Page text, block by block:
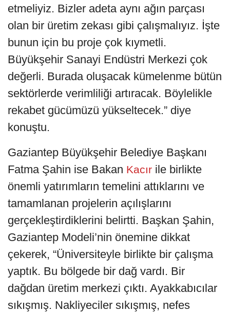
etmeliyiz. Bizler adeta aynı ağın parçası
olan bir üretim zekası gibi çalışmalıyız. İşte
bunun için bu proje çok kıymetli.
Büyükşehir Sanayi Endüstri Merkezi çok
değerli. Burada oluşacak kümelenme bütün
sektörlerde verimliliği artıracak. Böylelikle
rekabet gücümüzü yükseltecek.” diye
konuştu.
Gaziantep Büyükşehir Belediye Başkanı
Fatma Şahin ise Bakan Kacır ile birlikte
önemli yatırımların temelini attıklarını ve
tamamlanan projelerin açılışlarını
gerçekleştirdiklerini belirtti. Başkan Şahin,
Gaziantep Modeli’nin önemine dikkat
çekerek, “Üniversiteyle birlikte bir çalışma
yaptık. Bu bölgede bir dağ vardı. Bir
dağdan üretim merkezi çıktı. Ayakkabıcılar
sıkışmış. Nakliyeciler sıkışmış, nefes